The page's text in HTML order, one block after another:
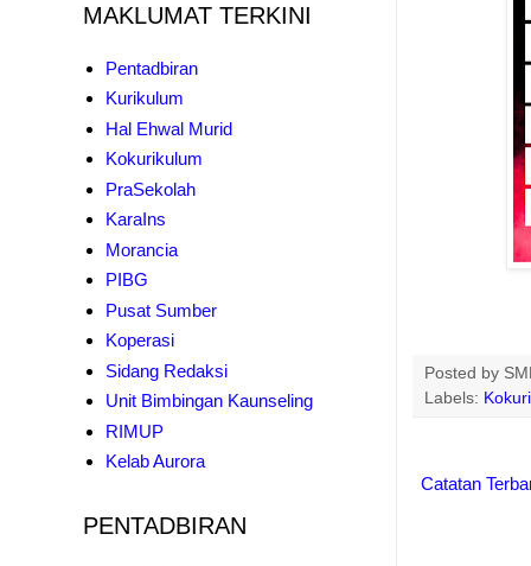
Posted by
Labels:
Catatan
MAKLUMAT TERKINI
Pentadbiran
Kurikulum
Hal Ehwal Murid
Kokurikulum
PraSekolah
KaraIns
Morancia
PIBG
Pusat Sumber
Koperasi
Sidang Redaksi
Unit Bimbingan Kaunseling
RIMUP
Kelab Aurora
PENTADBIRAN